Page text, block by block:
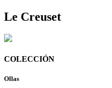
Le Creuset
COLECCIÓN
Ollas